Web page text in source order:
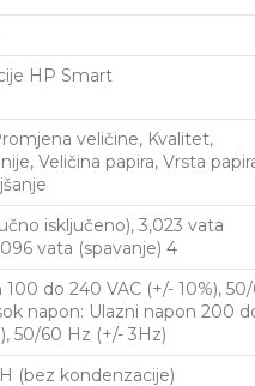
HP Smart
veličine, Kvalitet,
Veličina papira, Vrsta
isključeno), 3,023 vata
vata (spavanje) 4
100 do 240 VAC (+/- 10%),
napon: Ulazni napon 200
50/60 Hz (+/- 3Hz)
(bez kondenzacije)